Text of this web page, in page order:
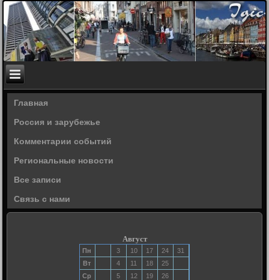
Главная
Россия и зарубежье
Комментарии событий
Региональные новости
Все записи
Связь с нами
Август
Пн 3 10 17 24
31
Вт
4 11 18
25
Ср
5 12 19
26